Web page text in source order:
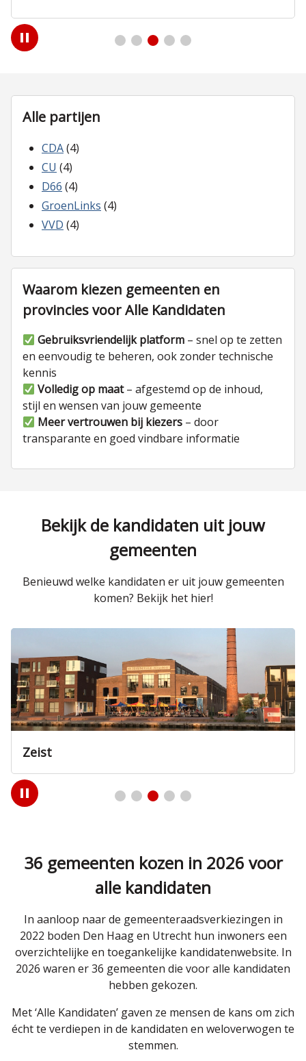
Play
/
Alle partijen
CDA(4)
CU (4)
D66 (4)
GroenLinks (4)
VVD (4)
Waarom kiezen gemeenten en
provincies voor Alle Kandidaten
Gebruiksvriendelijk platform – snel op te zetten
en eenvoudig te beheren, ook zonder technische
kennis
Volledig op maat– afgestemd op de inhoud,
stijl en wensen van jouw gemeente
Meer vertrouwen bij kiezers – door
transparante en goed vindbare informatie
Bekijk de kandidaten uit jouw
gemeenten
Benieuwd welke kandidaten er uit jouw gemeenten
komen? Bekijk het hier!
Zeist
Play
/
36 gemeenten kozen in 2026 voor
alle kandidaten
In aanloop naar de gemeenteraadsverkiezingen in
2022 boden Den Haag en Utrecht hun inwoners een
overzichtelijke en toegankelijke kandidatenwebsite. In
2026 waren er 36 gemeenten die voor alle kandidaten
hebben gekozen.
Met ‘Alle Kandidaten’ gaven ze mensen de kans om zich
écht te verdiepen in de kandidaten en weloverwogen te
stemmen.